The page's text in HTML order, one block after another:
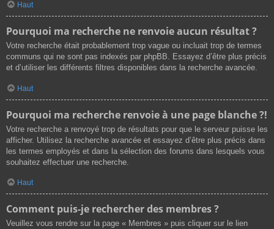
Haut
Pourquoi ma recherche ne renvoie aucun résultat ?
Votre recherche était probablement trop vague ou incluait trop de termes
communs qui ne sont pas indexés par phpBB. Essayez d’être plus précis
et d’utiliser les différents filtres disponibles dans la recherche avancée.
Haut
Pourquoi ma recherche renvoie à une page blanche ?!
Votre recherche a renvoyé trop de résultats pour que le serveur puisse les
afficher. Utilisez la recherche avancée et essayez d’être plus précis dans
les termes employés et dans la sélection des forums dans lesquels vous
souhaitez effectuer une recherche.
Haut
Comment puis-je rechercher des membres ?
Veuillez vous rendre sur la page « Membres » puis cliquer sur le lien